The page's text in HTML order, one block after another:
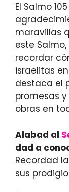
El Salmo
maravillas
este
recordar
israelitas
destaca el
promesas
obras en
Alabad al
dad a
Recordad
sus